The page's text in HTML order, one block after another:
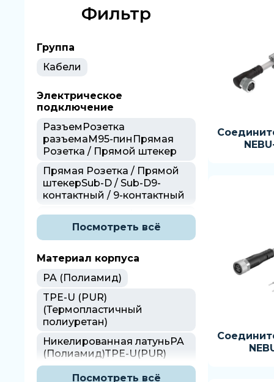
Фильтр
Группа
Кабели
Электрическое
подключение
РазъемРозетка
разъемаM95-пинПрямая
Розетка / Прямой штекер
Прямая Розетка / Прямой
штекерSub-D / Sub-D9-
контактный / 9-контактный
Прямой штекер / Прямая
Розетка / Прямая Розетка
пинКвадратная форма/
Угловой
Прямой разъем25-пинSub-
D / Sub-D
Прямой разъем, М12х1, 4-
контактный, D-код
Прямой разъем, М12, RJ45,
4-контактный
Посмотреть всё
Материал корпуса
PA (Полиамид)
TPE-U (PUR)
(Термопластичный
полиуретан)
Никелированная латуньPA
(Полиамид)TPE-U(PUR)
(Термопластичный
полиуретан)
Посмотреть всё